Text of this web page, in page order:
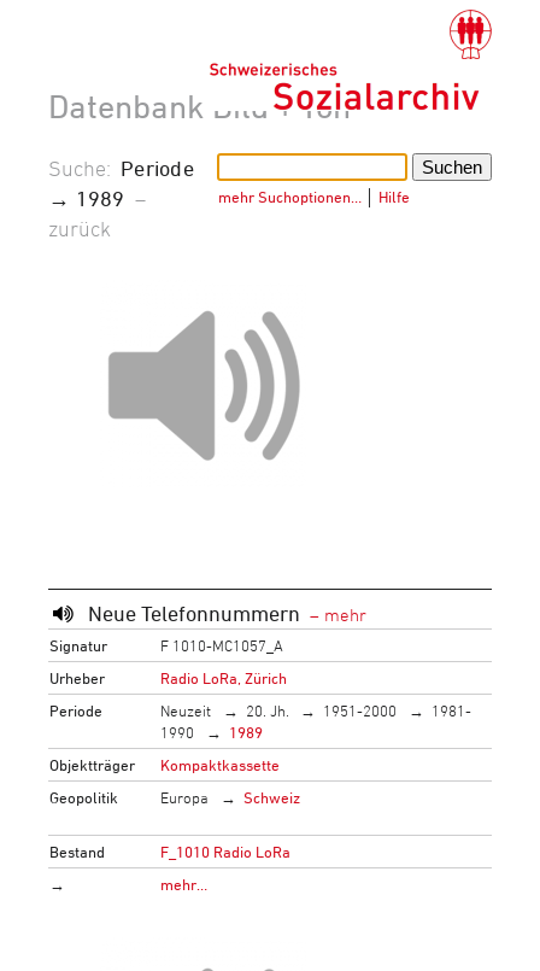
Datenbank Bild + Ton
mehr Suchoptionen… Hilfe
Suche: Periode
→ 1989 –
zurück
Neue Telefonnummern
Signatur
F 1010-MC1057_A
Urheber
Radio LoRa, Zürich
Periode
Neuzeit 20. Jh. 1951-2000
1981-
1990
1989
Objektträger
Kompaktkassette
Geopolitik
Europa Schweiz
Bestand
F_1010 Radio LoRa
→
mehr…